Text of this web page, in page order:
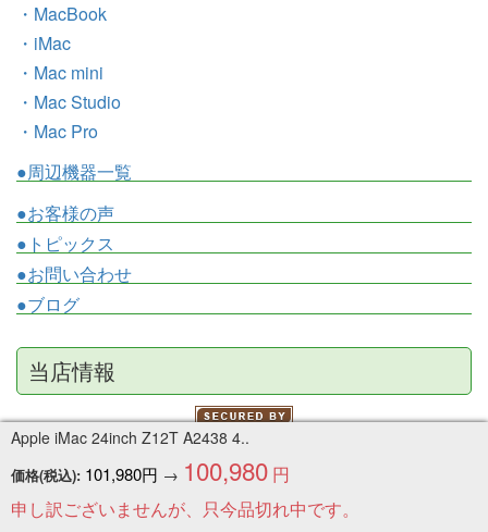
Apple iMac 24inch Z12T A2438 4..
価格(税込): 101,980円 → 100,980 円
申し訳ございませんが、只今品切れ中です。
・MacBook
・iMac
・Mac mini
・Mac Studio
・Mac Pro
●周辺機器一覧
●お客様の声
●トピックス
●お問い合わせ
●ブログ
当店情報
中古パソコンのワットファン
〒520-3024 滋賀県栗東市小柿 6-10-15